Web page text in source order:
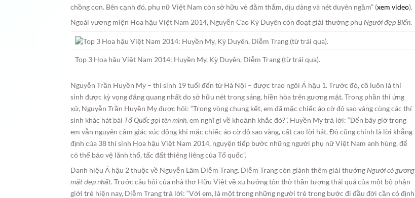
chồng con. Bên cạnh đó, phụ nữ Việt Nam còn sở hữu vẻ đằm thắm, dịu dàng và nét duyên ngầm” (xem video).
Ngoài vương miện Hoa hậu Việt Nam 2014, Nguyễn Cao Kỳ Duyên còn đoạt giải thưởng phụ Người đẹp Biển.
Top 3 Hoa hậu Việt Nam 2014: Huyền My, Kỳ Duyên, Diễm Trang (từ trái qua).
Nguyễn Trần Huyền My – thí sinh 19 tuổi đến từ Hà Nội – được trao ngôi Á hậu 1. Trước đó, cô luôn là thí
sinh được kỳ vọng đăng quang nhất do sở hữu nét trong sáng, hiền hòa trên gương mặt. Trong phần thi ứng
xử, Nguyễn Trần Huyền My được hỏi: “Trong vòng chung kết, em đã mặc chiếc áo cờ đỏ sao vàng cùng các thí
sinh khác hát bài Tổ Quốc gọi tên mình, em nghĩ gì về khoảnh khắc đó?”. Huyền My trả lời: “Đến bây giờ trong
em vẫn nguyên cảm giác xúc động khi mặc chiếc áo cờ đỏ sao vàng, cất cao lời hát. Đó cũng chính là lời khẳng
định của 38 thí sinh Hoa hậu Việt Nam 2014, nguyện tiếp bước những người phụ nữ Việt Nam anh hùng, để
có thể bảo vệ lãnh thổ, tấc đất thiêng liêng của Tổ quốc”.
Danh hiệu Á hậu 2 thuộc về Nguyễn Lâm Diễm Trang. Diễm Trang còn giành thêm giải thưởng Người có gương
mặt đẹp nhất. Trước câu hỏi của nhà thơ Hữu Việt về xu hướng tôn thờ thần tượng thái quá của một bộ phận
giới trẻ hiện nay, Diễm Trang trả lời: “Với em, là một trong những người trẻ trong bước đi đầu đời cần có định